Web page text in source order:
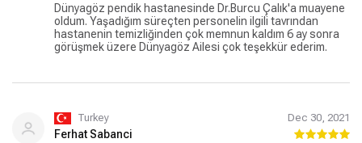
Dünyagöz pendik hastanesinde Dr.Burcu Çalık'a muayene
oldum. Yaşadığım süreçten personelin ilgili tavrından
hastanenin temizliğinden çok memnun kaldım 6 ay sonra
görüşmek üzere Dünyagöz Ailesi çok teşekkür ederim.
Turkey Dec 30, 2021
Ferhat Sabanci